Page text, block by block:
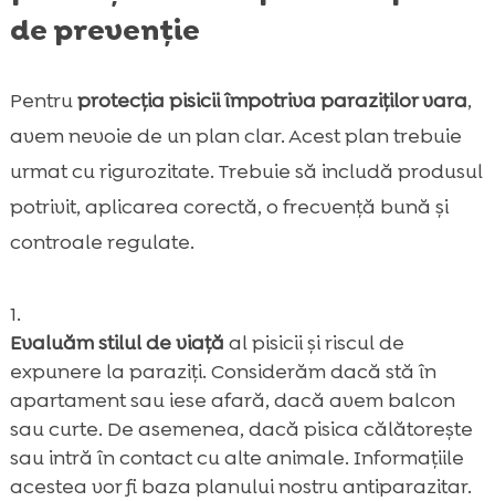
de prevenție
Pentruprotecția pisicii împotriva paraziților vara,
avem nevoie de un plan clar. Acest plan trebuie
urmat cu rigurozitate. Trebuie să includă produsul
potrivit, aplicarea corectă, o frecvență bună și
controale regulate.
Evaluăm stilul de viață al pisicii și riscul de
expunere la paraziți. Considerăm dacă stă în
apartament sau iese afară, dacă avem balcon
sau curte. De asemenea, dacă pisica călătorește
sau intră în contact cu alte animale. Informațiile
acestea vor fi baza planului nostru antiparazitar.